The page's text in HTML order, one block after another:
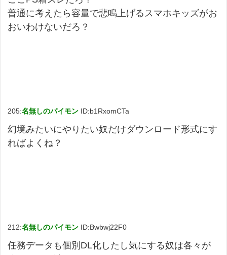
普通に考えたら容量で悲鳴上げるスマホキッズがお
おいわけないだろ？
205:名無しのパイモン ID:b1RxomCTa
幻境みたいにやりたい奴だけダウンロード形式にす
ればよくね？
212:名無しのパイモン ID:Bwbwj22F0
任務データも個別DL化したし気にする奴は各々が